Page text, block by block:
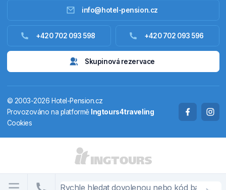
Ubytování zahraniční
Termály
Chaty a chalupy
DE
info@hotel-pension.cz
+420 702 093 598 +420 702 093 596
Skupinová rezervace
© 2003-2026 Hotel-Pension.cz
Provozováno na platformě Ingtours4traveling
Cookies